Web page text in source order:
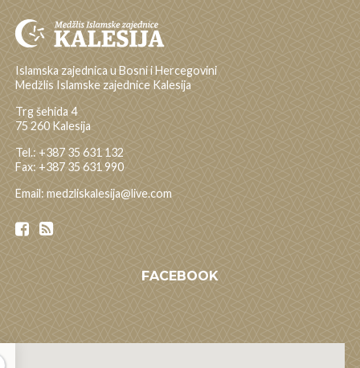
Islamska zajednica u Bosni i Hercegovini
Medžlis Islamske zajednice Kalesija
Trg šehida 4
75 260 Kalesija
Tel.: +387 35 631 132
Fax: +387 35 631 990
Email: medzliskalesija@live.com
FACEBOOK